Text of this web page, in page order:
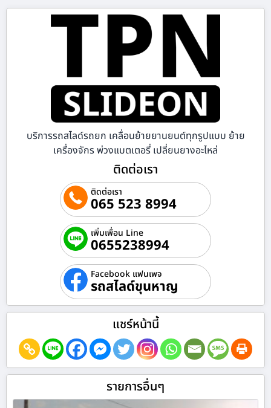
บริการรถสไลด์รถยก เคลื่อนย้ายยานยนต์ทุกรูปแบบ ย้าย
เครื่องจักร พ่วงแบตเตอรี่ เปลี่ยนยางอะไหล่
ติดต่อเรา
ติดต่อเรา
065 523 8994
เพิ่มเพื่อน Line
0655238994
Facebook แฟนเพจ
รถสไลด์ขุนหาญ
แชร์หน้านี้
รายการอื่นๆ